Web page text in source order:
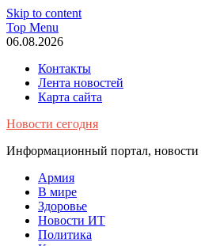
Skip to content
Top Menu
06.08.2026
Контакты
Лента новостей
Карта сайта
Новости сегодня
Информационный портал, новости
Армия
В мире
Здоровье
Новости ИТ
Политика